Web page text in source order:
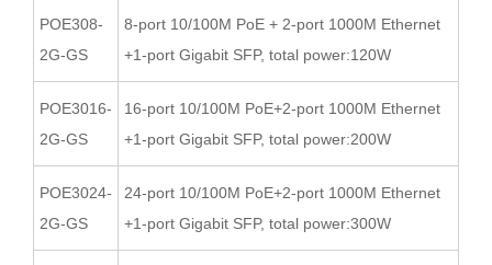
POE308-
2G-GS
8-port 10/100M PoE + 2-port 1000M Ethernet
+1-port Gigabit SFP, total power:120W
POE3016-
2G-GS
16-port 10/100M PoE+2-port 1000M Ethernet
+1-port Gigabit SFP, total power:200W
POE3024-
2G-GS
24-port 10/100M PoE+2-port 1000M Ethernet
+1-port Gigabit SFP, total power:300W